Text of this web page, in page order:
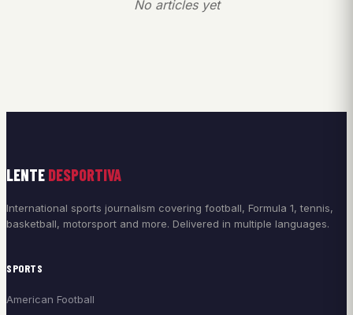
No articles yet
LENTE DESPORTIVA
International sports journalism covering football, Formula 1, tennis,
basketball, motorsport and more. Delivered in multiple languages.
SPORTS
American Football